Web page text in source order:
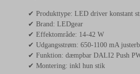
✔ Produkttype: LED driver konstant
✔ Brand: LEDgear
✔ Effektområde: 14-42 W
✔ Udgangsstrøm: 650-1100 mA
✔ Funktion: dæmpbar DALI2 Push
✔ Montering: inkl hun stik